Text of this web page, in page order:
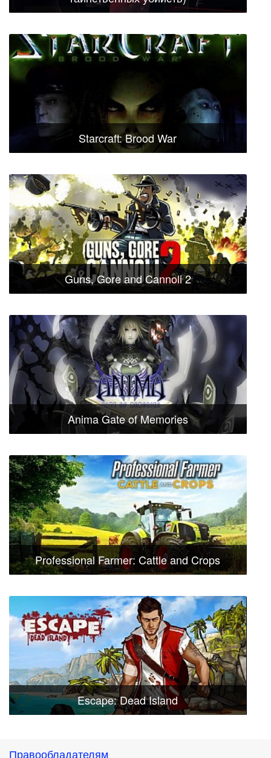
Starcraft: Brood War
Guns, Gore and Cannoli 2
Anima Gate of Memories
Professional Farmer: Cattle and Crops
Escape: Dead Island
Правообладателям